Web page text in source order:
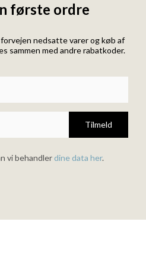
første ordre
nedsatte varer og køb af
sammen med andre rabatkoder.
Tilmeld
vi behandlerdine data her.